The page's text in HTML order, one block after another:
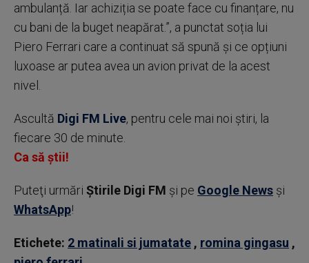
ambulanță. Iar achiziția se poate face cu finanțare, nu
cu bani de la buget neapărat.”, a punctat soția lui
Piero Ferrari care a continuat să spună și ce opțiuni
luxoase ar putea avea un avion privat de la acest
nivel.
Ascultă Digi FM Live, pentru cele mai noi știri, la
fiecare 30 de minute.
Ca să știi!
Puteţi urmări Știrile Digi FM şi pe Google News şi
WhatsApp!
Etichete: 2 matinali si jumatate , romina gingasu ,